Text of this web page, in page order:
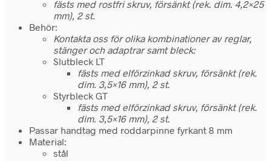
fästs med rostfri skruv, försänkt (rek. dim. 4,2×25
mm), 2 st.
Behör:
Kontakta oss för olika kombinationer av reglar,
stänger och adaptrar samt bleck:
Slutbleck LT
fästs med elförzinkad skruv, försänkt (rek.
dim. 3,5×16 mm), 2 st.
Styrbleck GT
fästs med elförzinkad skruv, försänkt (rek.
dim. 3,5×16 mm), 2 st.
Passar handtag med roddarpinne fyrkant 8 mm
Material:
stål